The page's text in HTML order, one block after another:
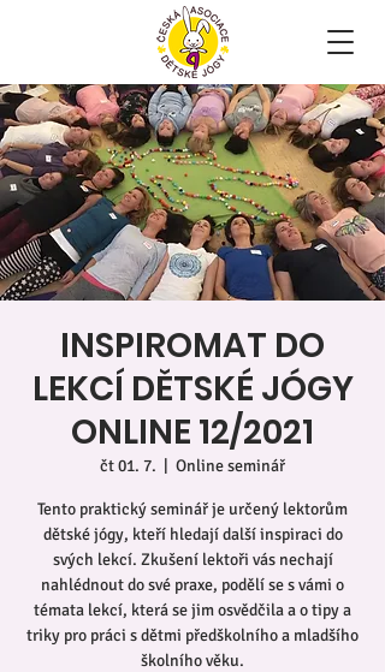
INSPIROMAT DO
LEKCÍ DĚTSKÉ JÓGY
ONLINE 12/2021
čt 01. 7. Online seminář
Tento praktický seminář je určený lektorům
dětské jógy, kteří hledají další inspiraci do
svých lekcí. Zkušení lektoři vás nechají
nahlédnout do své praxe, podělí se s vámi o
témata lekcí, která se jim osvědčila a o tipy a
triky pro práci s dětmi předškolního a mladšího
školního věku.